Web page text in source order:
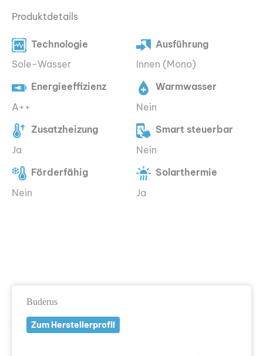
Produktdetails
Technologie
Sole-Wasser
Ausführung
Innen (Mono)
Energieeffizienz
A++
Warmwasser
Nein
Zusatzheizung
Ja
Smart steuerbar
Nein
Förderfähig
Nein
Solarthermie
Ja
Buderus
Zum Herstellerprofil